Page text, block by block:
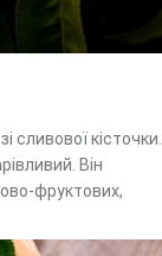
кісточки.
Він
фруктових,